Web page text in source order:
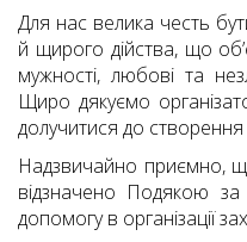
Для нас велика честь
й щирого дійства, що
мужності, любові та
Щиро дякуємо
долучитися до
Надзвичайно приємно,
відзначено Подякою за
допомогу в організації